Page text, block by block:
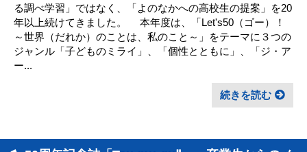
る調べ学習」ではなく、「よのなかへの高校生の提案」を20
年以上続けてきました。 本年度は、「Let's50（ゴー）！
～世界（だれか）のことは、私のこと～」をテーマに３つの
ジャンル「子どものミライ」、「個性とともに」、「ジ・ア
ー...
続きを読む